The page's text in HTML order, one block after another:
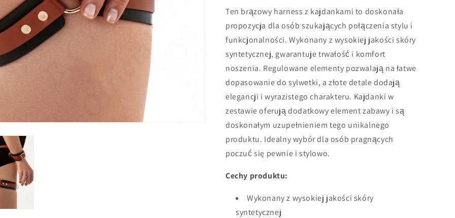
Ten brązowy harness z kajdankami to doskonała
propozycja dla osób szukających połączenia stylu i
funkcjonalności. Wykonany z wysokiej jakości skóry
syntetycznej, gwarantuje trwałość i komfort
noszenia. Regulowane elementy pozwalają na łatwe
dopasowanie do sylwetki, a złote detale dodają
elegancji i wyrazistego charakteru. Kajdanki w
zestawie oferują dodatkowy element zabawy i są
doskonałym uzupełnieniem tego unikalnego
produktu. Idealny wybór dla osób pragnących
poczuć się pewnie i stylowo.
Cechy produktu:
Wykonany z wysokiej jakości skóry
syntetycznej